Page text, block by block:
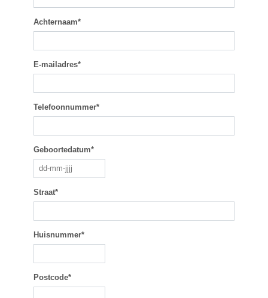
Achternaam*
E-mailadres*
Telefoonnummer*
Geboortedatum*
Straat*
Huisnummer*
Postcode*